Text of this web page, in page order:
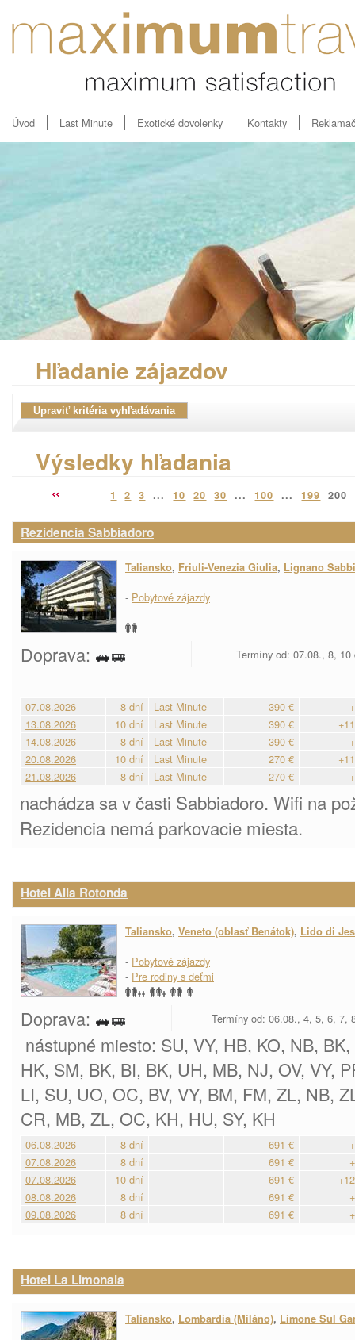
Úvod Last Minute Exotické dovolenky Kontakty
Hľadanie zájazdov
Výsledky hľadania
1 2 3 ... 10 20 30 ... 100 ... 199 200
Rezidencia Sabbiadoro
Taliansko, Friuli-Venezia Giulia, Lignano
- Pobytové zájazdy
Doprava: Termíny od: 07.08., 8, 10
07.08.2026 8 dní Last Minute 390 €
13.08.2026
10 dní Last Minute 390 €
14.08.2026
8 dní Last Minute 390 €
20.08.2026
10 dní Last Minute 270 €
21.08.2026
8 dní Last Minute 270 €
nachádza sa v časti Sabbiadoro. Wifi na
Rezidencia nemá parkovacie miesta.
Hotel Alla Rotonda
Taliansko, Veneto (oblasť Benátok), Lido di
- Pobytové zájazdy
- Pre rodiny s deťmi
Doprava: Termíny od: 06.08., 4, 5, 6, 7,
nástupné miesto: SU, VY, HB, KO, NB,
HK, SM, BK, BI, BK, UH, MB, NJ, OV, VY,
LI, SU, UO, OC, BV, VY, BM, FM, ZL, NB,
CR, MB, ZL, OC, KH, HU, SY, KH
06.08.2026 8 dní 691 €
07.08.2026
8 dní 691 €
07.08.2026
10 dní 691 €
08.08.2026
8 dní 691 €
09.08.2026
8 dní 691 €
Hotel La Limonaia
Taliansko, Lombardia (Miláno), Limone Sul